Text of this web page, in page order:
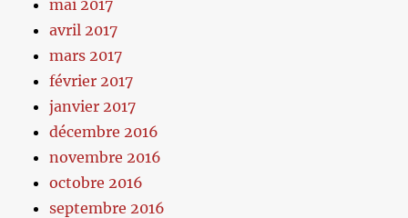
mai 2017
avril 2017
mars 2017
février 2017
janvier 2017
décembre 2016
novembre 2016
octobre 2016
septembre 2016